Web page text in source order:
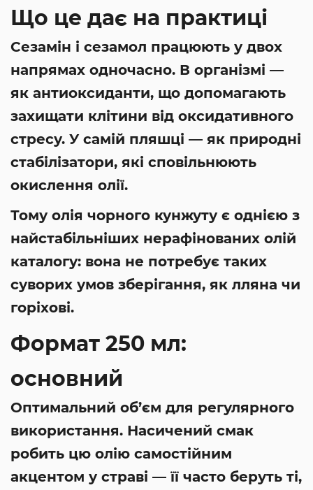
Що це дає на практиці
Сезамін і сезамол працюють у двох
напрямах одночасно. В організмі —
як антиоксиданти, що допомагають
захищати клітини від оксидативного
стресу. У самій пляшці — як природні
стабілізатори, які сповільнюють
окислення олії.
Тому олія чорного кунжуту є однією з
найстабільніших нерафінованих олій
каталогу: вона не потребує таких
суворих умов зберігання, як лляна чи
горіхові.
Формат 250 мл:
основний
Оптимальний об’єм для регулярного
використання. Насичений смак
робить цю олію самостійним
акцентом у страві — її часто беруть ті,